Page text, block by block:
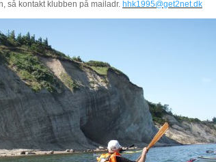
så kontakt klubben på mailadr. hhk1995@get2net.dk